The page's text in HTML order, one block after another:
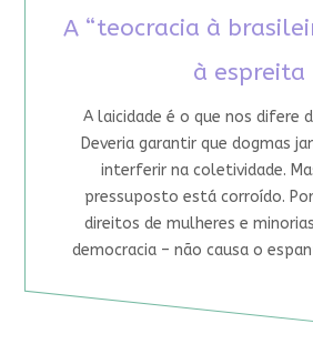
A “teocracia à
à espreita
A laicidade é o que nos difere
Deveria garantir que dogmas
interferir na coletividade.
pressuposto está corroído.
direitos de mulheres e
democracia – não causa o